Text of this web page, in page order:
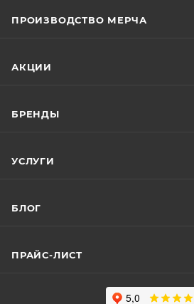
ПРОИЗВОДСТВО МЕРЧА
АКЦИИ
БРЕНДЫ
УСЛУГИ
БЛОГ
ПРАЙС-ЛИСТ